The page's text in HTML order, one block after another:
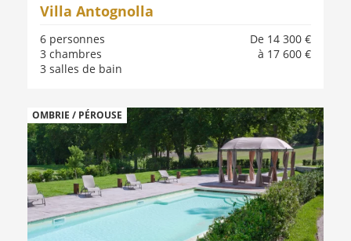
Villa Antognolla
De 14 300 €
à 17 600 €
6 personnes
3 chambres
3 salles de bain
OMBRIE / PÉROUSE